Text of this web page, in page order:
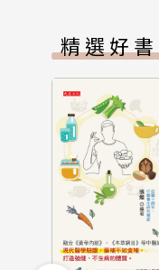
精選好書